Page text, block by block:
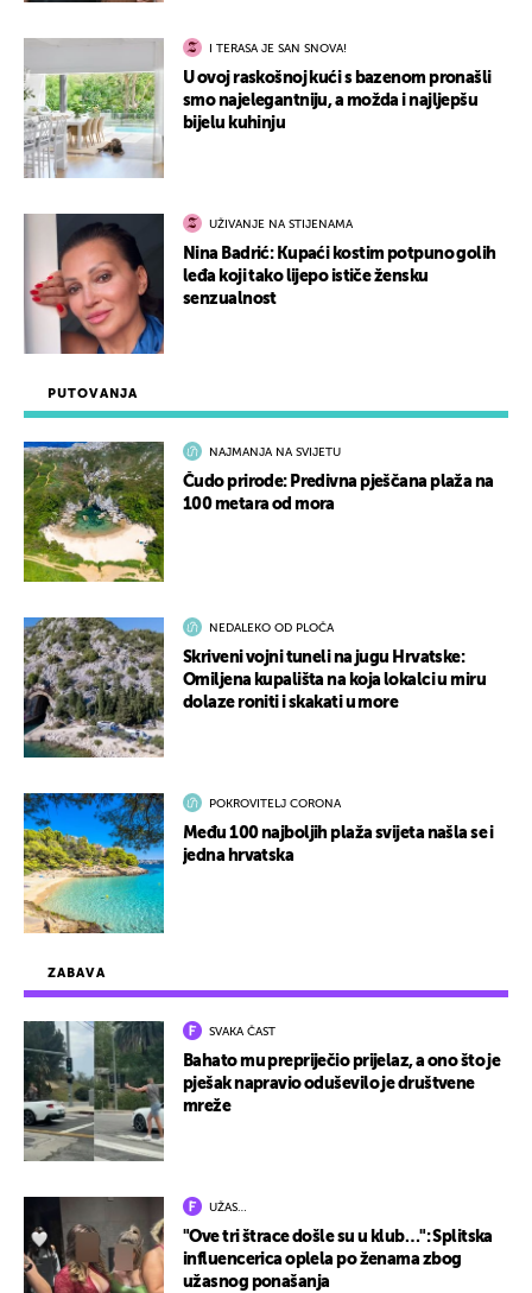
ZABAVA
SVAKA ČAST
Bahato mu prepriječio prijelaz, a ono što je
pješak napravio oduševilo je društvene
mreže
UŽAS…
"Ove tri štrace došle su u klub…": Splitska
influencerica oplela po ženama zbog
užasnog ponašanja
PUTOVANJA
NAJMANJA NA SVIJETU
Čudo prirode: Predivna pješčana plaža na
100 metara od mora
NEDALEKO OD PLOČA
Skriveni vojni tuneli na jugu Hrvatske:
Omiljena kupališta na koja lokalci u miru
dolaze roniti i skakati u more
POKROVITELJ CORONA
Među 100 najboljih plaža svijeta našla se i
jedna hrvatska
I TERASA JE SAN SNOVA!
U ovoj raskošnoj kući s bazenom pronašli
smo najelegantniju, a možda i najljepšu
bijelu kuhinju
UŽIVANJE NA STIJENAMA
Nina Badrić: Kupaći kostim potpuno golih
leđa koji tako lijepo ističe žensku
senzualnost